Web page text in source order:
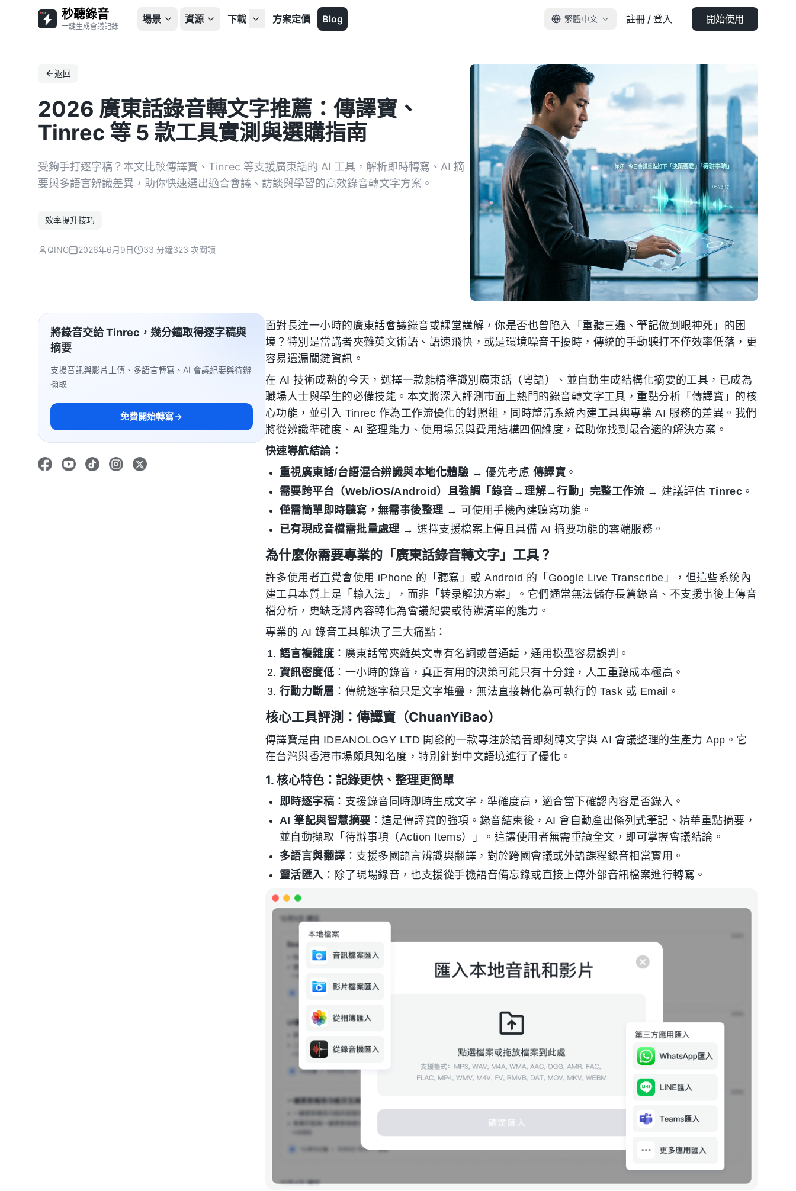
秒聽錄音
一鍵生成會議記錄
場景 資源 下載 方案定價 Blog 繁體中文 註冊 / 登入 開始使用
返回
2026 廣東話錄音轉文字推薦：傳譯寶、
Tinrec 等 5 款工具實測與選購指南
受夠手打逐字稿？本文比較傳譯寶、Tinrec 等支援廣東話的 AI 工具，解析即時轉寫、AI 摘
要與多語言辨識差異，助你快速選出適合會議、訪談與學習的高效錄音轉文字方案。
效率提升技巧
QING 2026年6月9日 33 分鐘323 次閱讀
將錄音交給 Tinrec，幾分鐘取得逐字稿與
摘要
支援音訊與影片上傳、多語言轉寫、AI 會議紀要與待辦
擷取
免費開始轉寫
面對長達一小時的廣東話會議錄音或課堂講解，你是否也曾陷入「重聽三遍、筆記做到眼神死」的困
境？特別是當講者夾雜英文術語、語速飛快，或是環境噪音干擾時，傳統的手動聽打不僅效率低落，更
容易遺漏關鍵資訊。
在 AI 技術成熟的今天，選擇一款能精準識別廣東話（粵語）、並自動生成結構化摘要的工具，已成為
職場人士與學生的必備技能。本文將深入評測市面上熱門的錄音轉文字工具，重點分析「傳譯寶」的核
心功能，並引入 Tinrec 作為工作流優化的對照組，同時釐清系統內建工具與專業 AI 服務的差異。我們
將從辨識準確度、AI 整理能力、使用場景與費用結構四個維度，幫助你找到最合適的解決方案。
快速導航結論：
重視廣東話/台語混合辨識與本地化體驗 → 優先考慮 傳譯寶 。
需要跨平台（Web/iOS/Android）且強調「錄音→理解→行動」完整工作流 → 建議評估 Tinrec 。
僅需簡單即時聽寫，無需事後整理→ 可使用手機內建聽寫功能。
已有現成音檔需批量處理→ 選擇支援檔案上傳且具備 AI 摘要功能的雲端服務。
為什麼你需要專業的「廣東話錄音轉文字」工具？
許多使用者直覺會使用 iPhone 的「聽寫」或 Android 的「Google Live Transcribe」，但這些系統內
建工具本質上是「輸入法」，而非「转录解決方案」。它們通常無法儲存長篇錄音、不支援事後上傳音
檔分析，更缺乏將內容轉化為會議紀要或待辦清單的能力。
專業的 AI 錄音工具解決了三大痛點：
語言複雜度 ：廣東話常夾雜英文專有名詞或普通話，通用模型容易誤判。
資訊密度低 ：一小時的錄音，真正有用的決策可能只有十分鐘，人工重聽成本極高。
行動力斷層 ：傳統逐字稿只是文字堆疊，無法直接轉化為可執行的 Task 或 Email。
核心工具評測：傳譯寶（ChuanYiBao）
傳譯寶是由 IDEANOLOGY LTD 開發的一款專注於語音即刻轉文字與 AI 會議整理的生產力 App。它
在台灣與香港市場頗具知名度，特別針對中文語境進行了優化。
1. 核心特色：記錄更快、整理更簡單
即時逐字稿 ：支援錄音同時即時生成文字，準確度高，適合當下確認內容是否錄入。
AI 筆記與智慧摘要 ：這是傳譯寶的強項。錄音結束後，AI 會自動產出條列式筆記、精華重點摘要，
並自動擷取「待辦事項（Action Items）」。這讓使用者無需重讀全文，即可掌握會議結論。
多語言與翻譯 ：支援多國語言辨識與翻譯，對於跨國會議或外語課程錄音相當實用。
靈活匯入 ：除了現場錄音，也支援從手機語音備忘錄或直接上傳外部音訊檔案進行轉寫。